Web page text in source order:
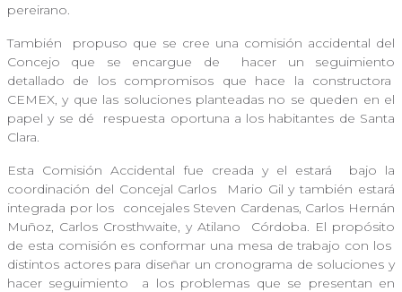
pereirano.
También
propuso que se cree una comisión accidental del
Concejo que se encargue de
hacer un seguimiento
detallado de los compromisos que hace la constructora
CEMEX, y que las soluciones planteadas no se queden en el
papel y se dé
respuesta oportuna a los habitantes de Santa
Clara.
Esta Comisión Accidental fue creada y el estará
bajo la
coordinación del Concejal Carlos Mario Gil y también estará
integrada por los
concejales Steven Cardenas, Carlos Hernán
Muñoz, Carlos Crosthwaite, y Atilano
Córdoba. El propósito
de esta comisión es conformar una mesa de trabajo con los
distintos actores para diseñar un cronograma de soluciones y
hacer seguimiento
a los problemas que se presentan en